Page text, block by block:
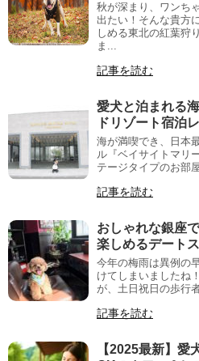
秋が深まり、ワンち
出たい！そんな貴方
しめる東北の紅葉狩
ま...
記事を読む
愛犬と泊まれる
ドリゾート宿泊
海が満喫でき、日本
ル『ベイサイトマリ
テージタイプのお部
記事を読む
おしゃれな銀座
楽しめるデート
今年の梅雨は異例の
けてしまいましたね
が、土日祝日の歩行
記事を読む
【2025最新】愛